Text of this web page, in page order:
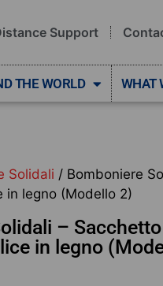
Support
THE WORLD WHAT
Solidali / Bomboniere
in legno (Modello 2)
–
in legno